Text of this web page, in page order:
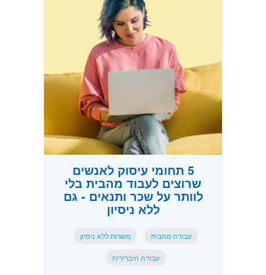
5 תחומי עיסוק לאנשים
שרוצים לעבוד מהבית בלי
לוותר על שכר ותנאים - גם
ללא ניסיון
עבודה מהבית משרות ללא ניסיון
עבודה היברידית